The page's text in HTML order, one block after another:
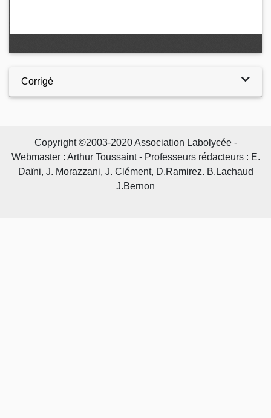
Corrigé
Copyright ©2003-2020 Association Labolycée -
Webmaster : Arthur Toussaint - Professeurs rédacteurs : E.
Daïni, J. Morazzani, J. Clément, D.Ramirez. B.Lachaud
J.Bernon